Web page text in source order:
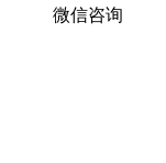
微信咨询